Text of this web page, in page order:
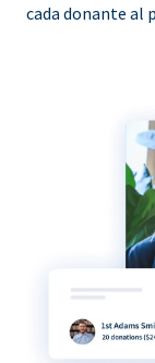
cada donante al